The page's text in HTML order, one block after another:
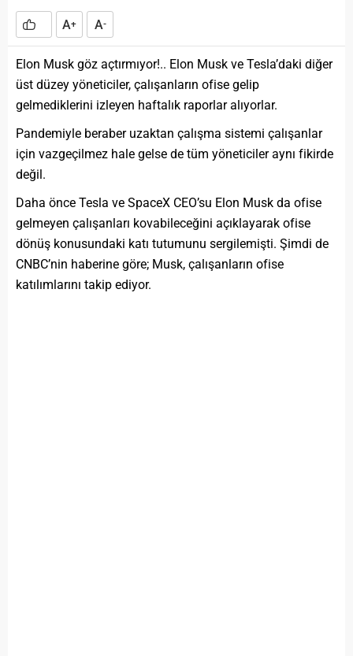
A+ A-
Elon Musk göz açtırmıyor!.. Elon Musk ve Tesla’daki diğer
üst düzey yöneticiler, çalışanların ofise gelip
gelmediklerini izleyen haftalık raporlar alıyorlar.
Pandemiyle beraber uzaktan çalışma sistemi çalışanlar
için vazgeçilmez hale gelse de tüm yöneticiler aynı fikirde
değil.
Daha önce Tesla ve SpaceX CEO’su Elon Musk da ofise
gelmeyen çalışanları kovabileceğini açıklayarak ofise
dönüş konusundaki katı tutumunu sergilemişti. Şimdi de
CNBC’nin haberine göre; Musk, çalışanların ofise
katılımlarını takip ediyor.